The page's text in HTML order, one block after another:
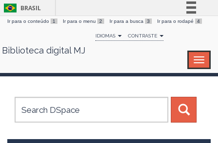
Skip
BRASIL
Simplifique!
Comunica BR
Canais
Ir para o conteúdo 1 Ir para o menu 2 Ir para a busca 3 Ir para o rodapé 4
IDIOMAS CONTRASTE
Biblioteca digital MJ